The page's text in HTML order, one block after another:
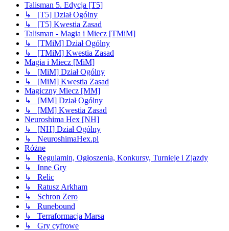
Talisman 5. Edycja [T5]
↳ [T5] Dział Ogólny
↳ [T5] Kwestia Zasad
Talisman - Magia i Miecz [TMiM]
↳ [TMiM] Dział Ogólny
↳ [TMiM] Kwestia Zasad
Magia i Miecz [MiM]
↳ [MiM] Dział Ogólny
↳ [MiM] Kwestia Zasad
Magiczny Miecz [MM]
↳ [MM] Dział Ogólny
↳ [MM] Kwestia Zasad
Neuroshima Hex [NH]
↳ [NH] Dział Ogólny
↳ NeuroshimaHex.pl
Różne
↳ Regulamin, Ogłoszenia, Konkursy, Turnieje i Zjazdy
↳ Inne Gry
↳ Relic
↳ Ratusz Arkham
↳ Schron Zero
↳ Runebound
↳ Terraformacja Marsa
↳ Gry cyfrowe